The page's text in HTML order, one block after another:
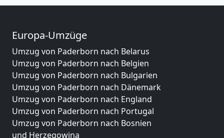
Europa-Umzüge
Umzug von Paderborn nach Belarus
Umzug von Paderborn nach Belgien
Umzug von Paderborn nach Bulgarien
Umzug von Paderborn nach Dänemark
Umzug von Paderborn nach England
Umzug von Paderborn nach Portugal
Umzug von Paderborn nach Bosnien
und Herzegowina